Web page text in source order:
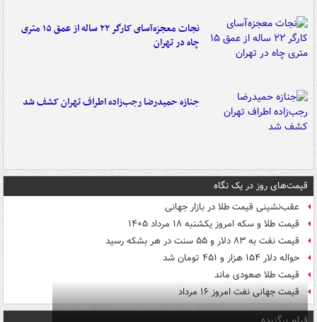
نجات معجزه‌آسای کارگر ۲۲ ساله از عمق ۱۵ متری
چاه در تهران
جنازه حمیدرضا رجب‌زاده اطراف تهران کشف شد
قیمت‌های روز در یک نگاه
عقب‌نشینی قیمت طلا در بازار جهانی
قیمت طلا و سکه امروز یکشنبه ۱۸ مرداد ۱۴۰۵
قیمت نفت به ۸۳ دلار و ۵۵ سنت در هر بشکه رسید
حواله دلار ۱۵۴ هزار و ۴۵۱ تومان شد
قیمت طلا صعودی ماند
قیمت جهانی نفت امروز ۱۶ مرداد